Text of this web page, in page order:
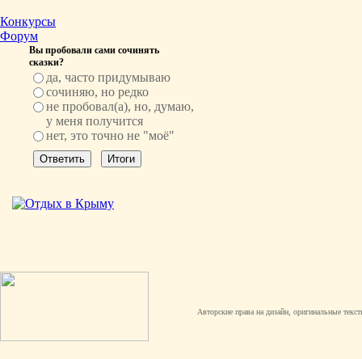
Конкурсы
Форум
Вы пробовали сами сочинять
сказки?
да, часто придумываю
сочиняю, но редко
не пробовал(а), но, думаю,
у меня получится
нет, это точно не "моё"
Авторские права на дизайн, оригинальные